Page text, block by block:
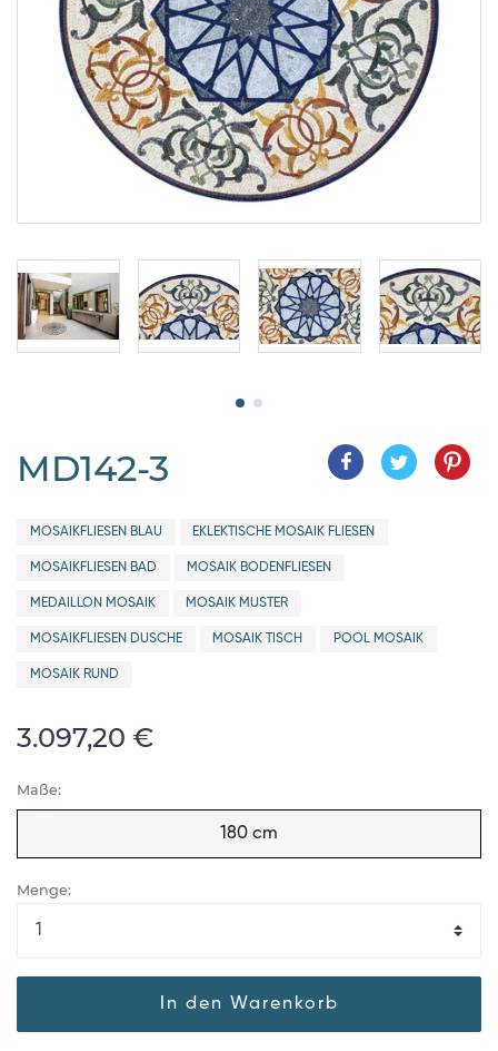
MD142-3
MOSAIKFLIESEN BLAU EKLEKTISCHE MOSAIK FLIESEN
MOSAIKFLIESEN BAD MOSAIK BODENFLIESEN
MEDAILLON MOSAIK MOSAIK MUSTER
MOSAIKFLIESEN DUSCHE MOSAIK TISCH POOL MOSAIK
MOSAIK RUND
3.097,20 €
Maße:
180 cm
Menge:
In den Warenkorb